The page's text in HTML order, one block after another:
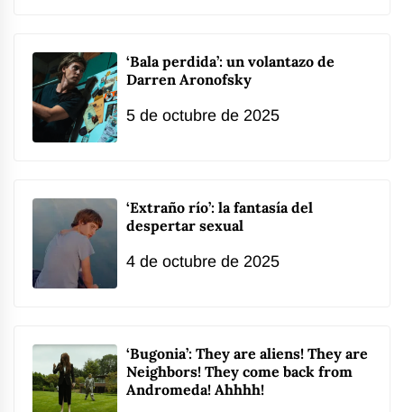
‘Bala perdida’: un volantazo de
Darren Aronofsky
5 de octubre de 2025
‘Extraño río’: la fantasía del
despertar sexual
4 de octubre de 2025
‘Bugonia’: They are aliens! They are
Neighbors! They come back from
Andromeda! Ahhhh!